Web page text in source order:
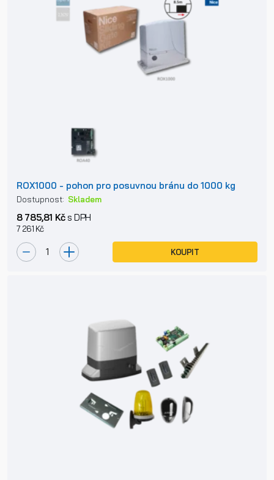
ROX1000 - pohon pro posuvnou bránu do 1000 kg
Dostupnost: Skladem
8 785,81 Kčs DPH
7 261 Kč
KOUPIT